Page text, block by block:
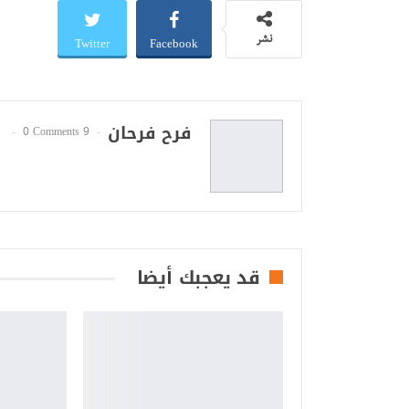
نشر Facebook
Twitter
فرح فرحان 9 Posts
0 Comments
قد يعجبك أيضا